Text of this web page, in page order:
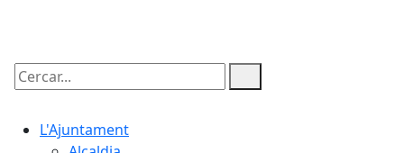
Cercar:
L'Ajuntament